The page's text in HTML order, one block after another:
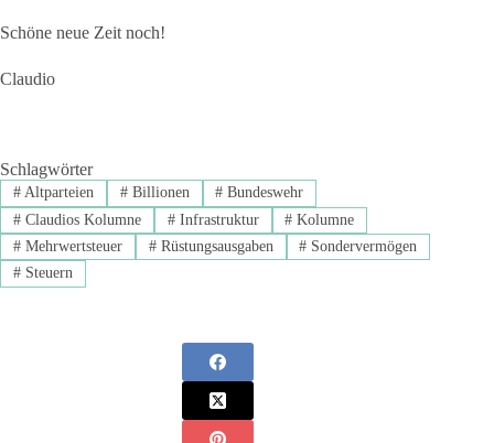
Schöne neue Zeit noch!
Claudio
Schlagwörter
#Altparteien #Billionen # Bundeswehr
#Claudios Kolumne #Infrastruktur # Kolumne
#Mehrwertsteuer #Rüstungsausgaben # Sondervermögen
#Steuern